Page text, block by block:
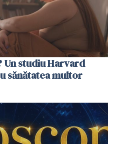
Un studiu Harvard
sănătatea multor